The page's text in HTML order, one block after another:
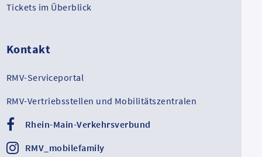
Tickets im Überblick
Kontakt
RMV-Serviceportal
RMV-Vertriebsstellen und Mobilitätszentralen
Rhein-Main-Verkehrsverbund
RMV_mobilefamily